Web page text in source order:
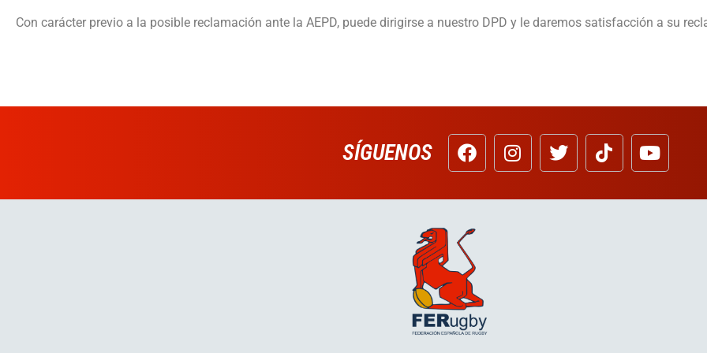
Con carácter previo a la posible reclamación ante la AEPD, puede dirigirse a nuestro DPD y le daremos satisfacción a su
SÍGUENOS